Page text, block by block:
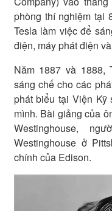
phòng thí nghiệm tại
Tesla làm việc để
điện, máy phát điện
Năm 1887 và 1888,
sáng chế cho các
phát biểu tại Viện
mình. Bài giảng của
Westinghouse,
Westinghouse ở
chính của Edison.